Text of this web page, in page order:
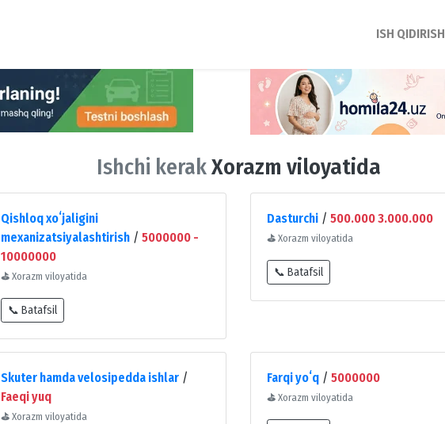
ISH QIDIRISH
Ishchi kerakXorazm viloyatida
Qishloq xoʻjaligini
mexanizatsiyalashtirish / 5000000 -
10000000
⛳ Xorazm viloyatida
📞 Batafsil
Dasturchi / 500.000 3.000.000
⛳ Xorazm viloyatida
📞 Batafsil
Skuter hamda velosipedda ishlar /
Faeqi yuq
⛳ Xorazm viloyatida
Farqi yoʻq / 5000000
⛳ Xorazm viloyatida